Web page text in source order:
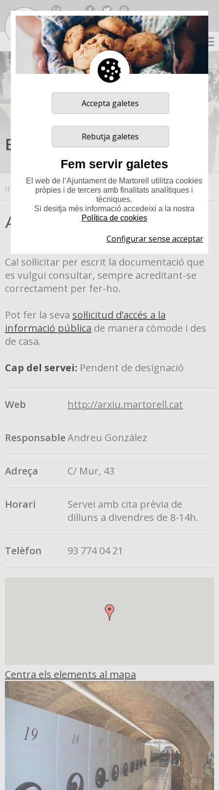
Select Language ▼ Traducció no oficial gentilesa de Google
Equipaments
Inici MARTORELL >Guia > Equipaments
Arxiu Municipal
Cal sol·licitar per escrit la documentació que
es vulgui consultar, sempre acreditant-se
correctament per fer-ho.
Pot fer la seva sol·licitud d’accés a la
informació pública de manera còmode i des
de casa.
Cap del servei: Pendent de designació
Web http://arxiu.martorell.cat
ResponsableAndreu González
Adreça C/ Mur, 43
Horari
Servei amb cita prèvia de
dilluns a divendres de 8-14h.
Telèfon 93 774 04 21
Centra els elements al mapa
Accepta galetes
Rebutja galetes
Fem servir galetes
El web de l’Ajuntament de Martorell utilitza cookies
pròpies i de tercers amb finalitats analítiques i
tècniques.
Si desitja més informació accedeixi a la nostra
Política de cookies
Configurar sense acceptar